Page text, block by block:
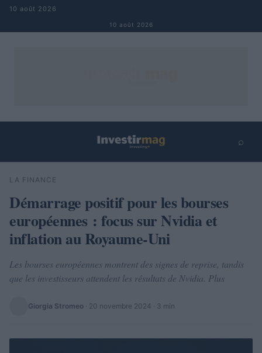
Aller au contenu
10 août 2026
10 août 2026
⌕
Rechercher
LA FINANCE
Démarrage positif pour les bourses
européennes : focus sur Nvidia et
inflation au Royaume-Uni
Les bourses européennes montrent des signes de reprise, tandis
que les investisseurs attendent les résultats de Nvidia. Plus
Giorgia Stromeo · 20 novembre 2024 · 3 min